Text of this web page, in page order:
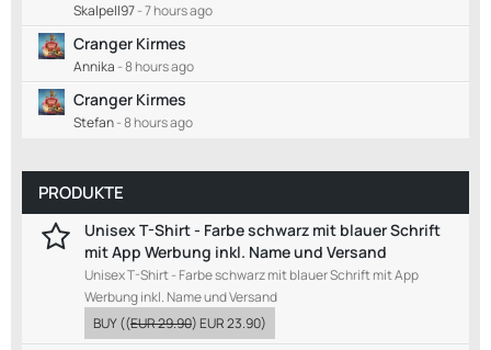
Skalpell97-7 hours ago
Cranger Kirmes
Annika -8 hours ago
Cranger Kirmes
Stefan-8 hours ago
PRODUKTE
Unisex T-Shirt - Farbe schwarz mit blauer Schrift
mit App Werbung inkl. Name und Versand
Unisex T-Shirt - Farbe schwarz mit blauer Schrift mit App
Werbung inkl. Name und Versand
BUY((EUR 29.90)EUR 23.90)